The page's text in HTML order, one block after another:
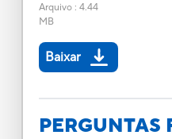
Arquivo: 4.44
MB
Baixar
PERGUNTAS